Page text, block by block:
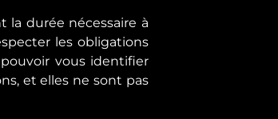
la durée nécessaire à
les obligations
vous identifier
et elles ne sont pas